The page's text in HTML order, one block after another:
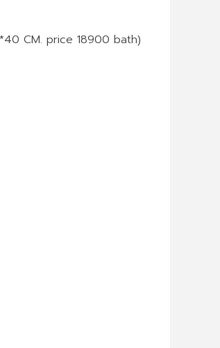
CM. price 18900 bath)